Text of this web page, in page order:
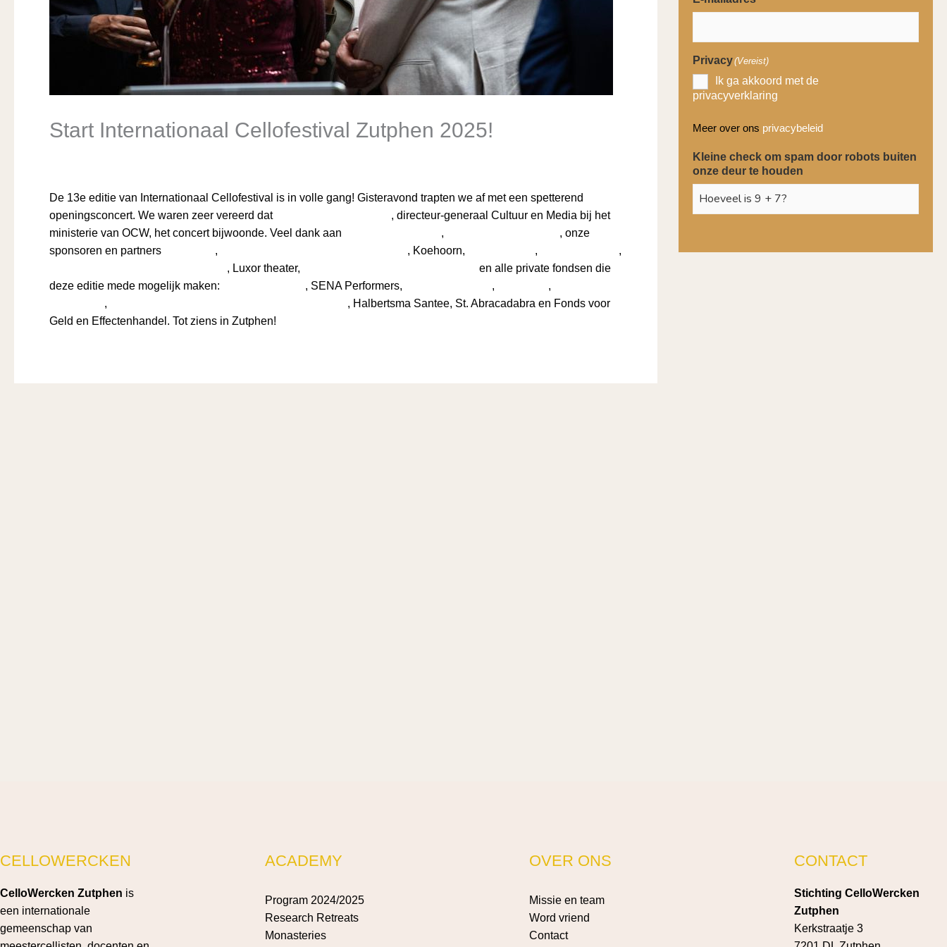
Start Internationaal Cellofestival Zutphen 2025!
De 13e editie van Internationaal Cellofestival is in volle gang! Gisteravond trapten we af met een spetterend
openingsconcert. We waren zeer vereerd dat
, directeur-generaal Cultuur en Media bij het
ministerie van OCW, het concert bijwoonde. Veel dank aan
,
, onze
sponsoren en partners
, , Koehoorn, ,
,
, Luxor theater,
en alle private fondsen die
deze editie mede mogelijk maken:
, SENA Performers, , ,
,
, Halbertsma Santee, St. Abracadabra en Fonds voor
Geld en Effectenhandel. Tot ziens in Zutphen!
Privacy(Vereist)
Ik ga akkoord met de
privacyverklaring
Meer over ons privacybeleid
Kleine check om spam door robots buiten
onze deur te houden
CELLOWERCKEN
CelloWercken Zutphen is
een internationale
gemeenschap van
ACADEMY
Program 2024/2025
Research Retreats
Monasteries
OVER ONS
Missie en team
Word vriend
Contact
CONTACT
Stichting CelloWercken
Zutphen
Kerkstraatje 3